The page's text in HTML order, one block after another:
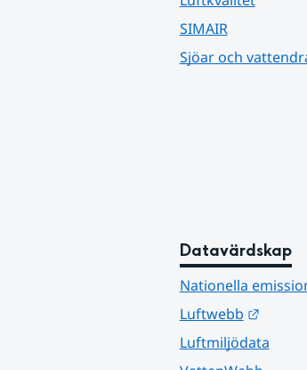
SIMAIR
Sjöar och
Datavärdskap
Nationella
Luftwebb
Länk
Luftmiljödata